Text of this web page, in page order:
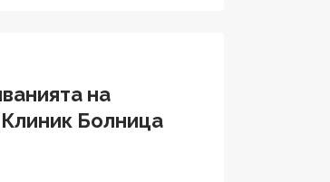
на
Болница